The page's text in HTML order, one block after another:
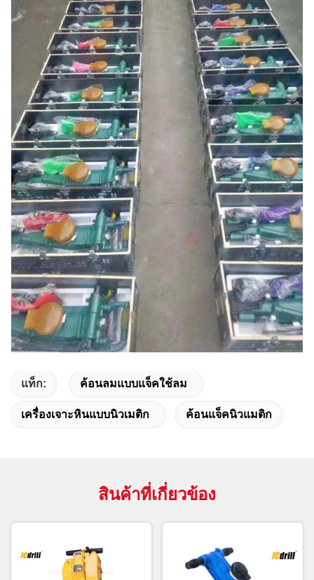
แท็ก: ค้อนลมแบบแจ็คใช้ลม
เครื่องเจาะหินแบบนิวเมติก ค้อนแจ็คนิวแมติก
สินค้าที่เกี่ยวข้อง